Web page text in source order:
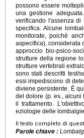
possono essere
una gestione
verificando l'assenza
specifica. Alcune
monitorate, poiché
aspecifica), considerata
approccio bio-psico-
strutture della regione
strutture vertebrali
sono stati descritti test/
essi impediscono di
diviene persistente. È
del dolore (p. es.,
il trattamento.
eziologie delle
Il testo completo di
Parole chiave :